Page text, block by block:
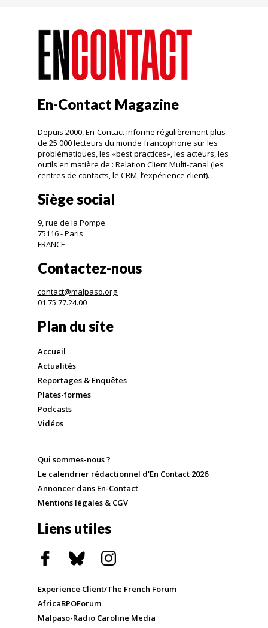
En-Contact Magazine
Depuis 2000, En-Contact informe régulièrement plus
de 25 000 lecteurs du monde francophone sur les
problématiques, les «best practices», les acteurs, les
outils en matière de : Relation Client Multi-canal (les
centres de contacts, le CRM, l’expérience client).
Siège social
9, rue de la Pompe
75116 - Paris
FRANCE
Contactez-nous
contact@malpaso.org
01.75.77.24.00
Plan du site
Accueil
Actualités
Reportages & Enquêtes
Plates-formes
Podcasts
Vidéos
Qui sommes-nous ?
Le calendrier rédactionnel d'En Contact 2026
Annoncer dans En-Contact
Mentions légales & CGV
Liens utiles
Experience Client/The French Forum
AfricaBPOForum
Malpaso-Radio Caroline Media